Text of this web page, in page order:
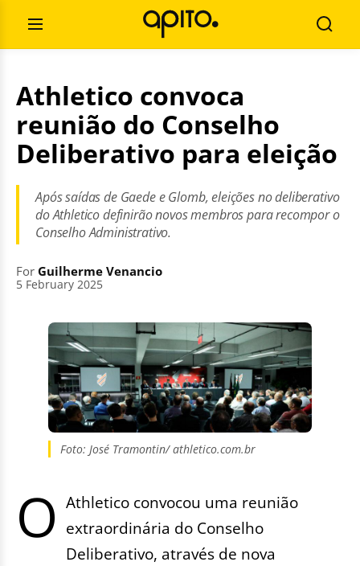
contentOpen
Menu
for:
Athletico convoca
reunião do Conselho
Deliberativo para eleição
Após saídas de Gaede e Glomb, eleições no deliberativo
do Athletico definirão novos membros para recompor o
Conselho Administrativo.
For Guilherme Venancio
5 February 2025
Foto: José Tramontin/ athletico.com.br
O Athletico convocou uma reunião
extraordinária do Conselho
Deliberativo, através de nova